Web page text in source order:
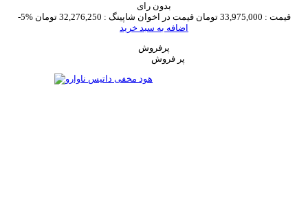
بدون رای
-5%
قیمت : 33,975,000 تومان قیمت در اخوان شاپینگ : 32,276,250 تومان
اضافه به سبد خرید
پرفروش